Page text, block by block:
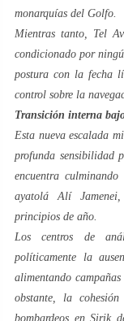
monarquías del Golfo.
Mientras tanto, Tel
condicionado por
postura con la fecha
control sobre la
Transición interna
Esta nueva escalada
profunda sensibilidad
encuentra
ayatolá Alí
principios de año.
Los centros de
políticamente la
alimentando
obstante, la
bombardeos en Sirik